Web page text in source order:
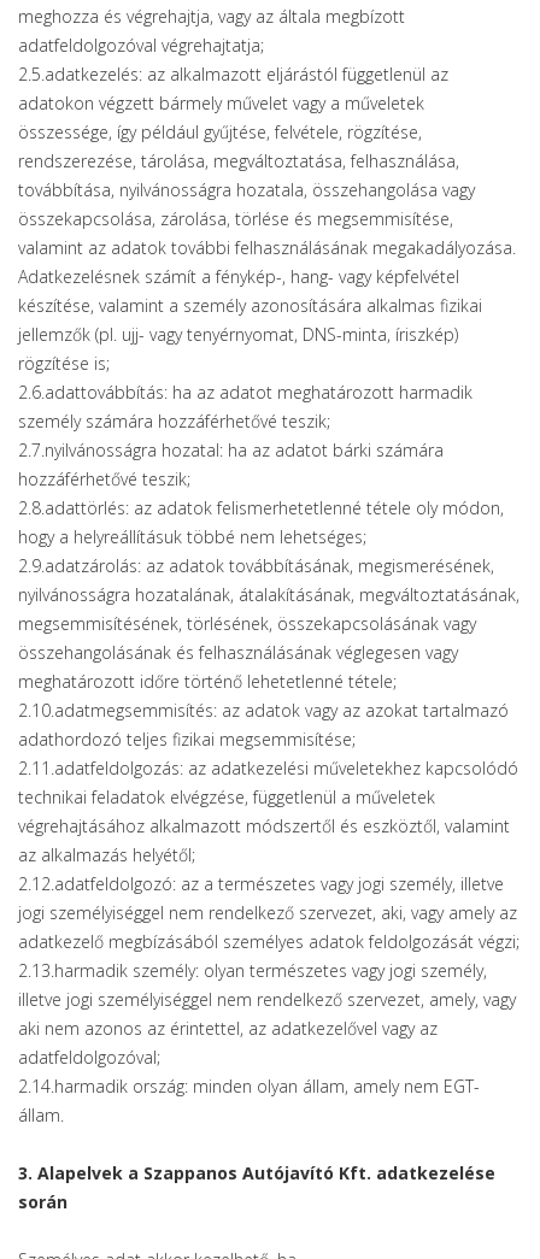
meghozza és végrehajtja, vagy az általa megbízott
adatfeldolgozóval végrehajtatja;
2.5.adatkezelés: az alkalmazott eljárástól függetlenül az
adatokon végzett bármely művelet vagy a műveletek
összessége, így például gyűjtése, felvétele, rögzítése,
rendszerezése, tárolása, megváltoztatása, felhasználása,
továbbítása, nyilvánosságra hozatala, összehangolása vagy
összekapcsolása, zárolása, törlése és megsemmisítése,
valamint az adatok további felhasználásának megakadályozása.
Adatkezelésnek számít a fénykép-, hang- vagy képfelvétel
készítése, valamint a személy azonosítására alkalmas fizikai
jellemzők (pl. ujj- vagy tenyérnyomat, DNS-minta, íriszkép)
rögzítése is;
2.6.adattovábbítás: ha az adatot meghatározott harmadik
személy számára hozzáférhetővé teszik;
2.7.nyilvánosságra hozatal: ha az adatot bárki számára
hozzáférhetővé teszik;
2.8.adattörlés: az adatok felismerhetetlenné tétele oly módon,
hogy a helyreállításuk többé nem lehetséges;
2.9.adatzárolás: az adatok továbbításának, megismerésének,
nyilvánosságra hozatalának, átalakításának, megváltoztatásának,
megsemmisítésének, törlésének, összekapcsolásának vagy
összehangolásának és felhasználásának véglegesen vagy
meghatározott időre történő lehetetlenné tétele;
2.10.adatmegsemmisítés: az adatok vagy az azokat tartalmazó
adathordozó teljes fizikai megsemmisítése;
2.11.adatfeldolgozás: az adatkezelési műveletekhez kapcsolódó
technikai feladatok elvégzése, függetlenül a műveletek
végrehajtásához alkalmazott módszertől és eszköztől, valamint
az alkalmazás helyétől;
2.12.adatfeldolgozó: az a természetes vagy jogi személy, illetve
jogi személyiséggel nem rendelkező szervezet, aki, vagy amely az
adatkezelő megbízásából személyes adatok feldolgozását végzi;
2.13.harmadik személy: olyan természetes vagy jogi személy,
illetve jogi személyiséggel nem rendelkező szervezet, amely, vagy
aki nem azonos az érintettel, az adatkezelővel vagy az
adatfeldolgozóval;
2.14.harmadik ország: minden olyan állam, amely nem EGT-
állam.
3. Alapelvek a Szappanos Autójavító Kft. adatkezelése
során